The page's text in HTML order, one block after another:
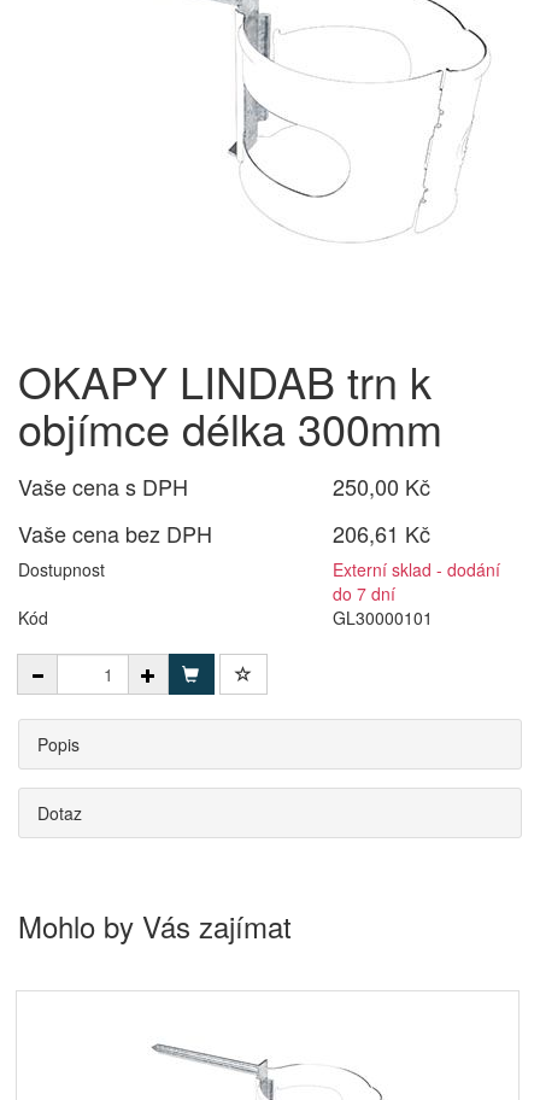
OKAPY LINDAB trn k
objímce délka 300mm
Vaše cena s DPH
250,00 Kč
Vaše cena bez DPH
206,61 Kč
Dostupnost
Externí sklad - dodání
do 7 dní
Kód
GL30000101
Popis
Dotaz
Mohlo by Vás zajímat